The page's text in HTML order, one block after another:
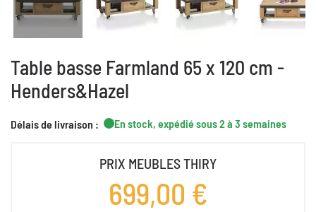
Table basse Farmland 65 x 120 cm -
Henders&Hazel
Délais de livraison : En stock, expédié sous 2 à 3 semaines
PRIX MEUBLES THIRY
699,00 €